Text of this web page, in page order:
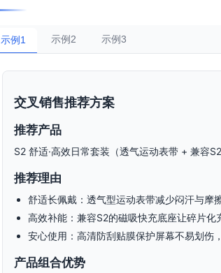
示例1 示例2 示例3
交叉销售推荐方案
推荐产品
S2 舒适·高效日常套装（透气运动表带 + 兼容
推荐理由
舒适长佩戴：透气型运动表带减少闷汗与摩
高效补能：兼容S2的磁吸快充底座让碎片化
安心使用：高清防刮贴膜保护屏幕不易划伤
产品组合优势